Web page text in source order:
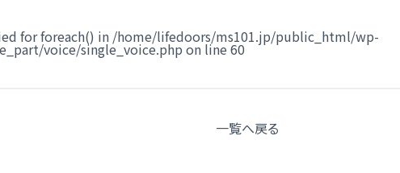
for foreach() in /home/lifedoors/ms101.jp/public_html/wp-
voice/single_voice.php on line 60
一覧へ戻る